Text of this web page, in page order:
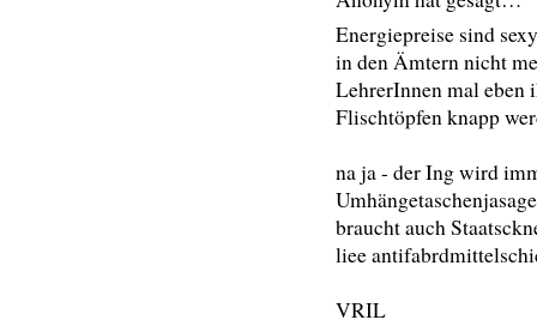
Energiepreise sind
in den Ämtern nicht
LehrerInnen mal eben
Flischtöpfen knapp
na ja - der Ing wird
braucht auch
liee
VRIL